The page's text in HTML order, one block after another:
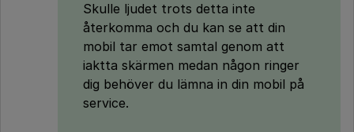
Skulle ljudet trots detta inte
återkomma och du kan se att din
mobil tar emot samtal genom att
iaktta skärmen medan någon ringer
dig behöver du lämna in din mobil på
service.